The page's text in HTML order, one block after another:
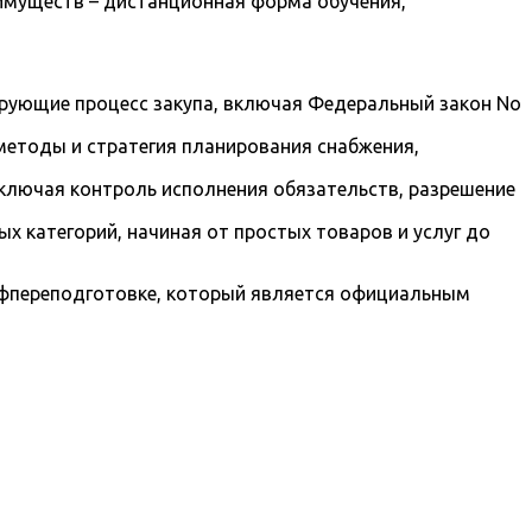
процесс закупа, включая Федеральный закон No
и стратегия планирования снабжения,
контроль исполнения обязательств, разрешение
категорий, начиная от простых товаров и услуг до
который является официальным